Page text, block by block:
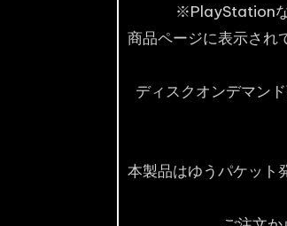
※PlayStationな
商品ページに表示され
ディスクオンデマン
本製品はゆうパケット